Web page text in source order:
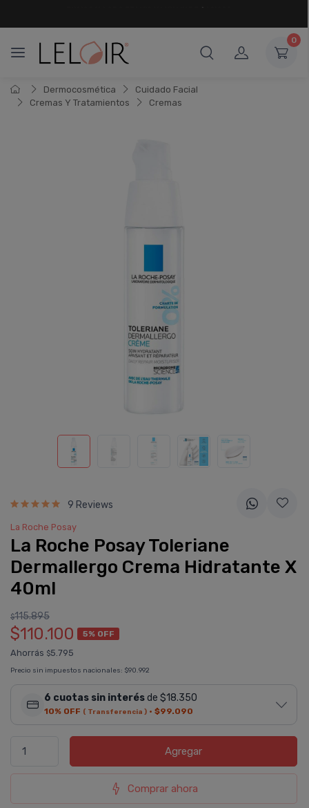
0
Dermocosmética
Cuidado Facial
Cremas Y Tratamientos
Cremas
9 Reviews
La Roche Posay
La Roche Posay Toleriane
Dermallergo Crema Hidratante X
40ml
$115.895
$110.100 5% OFF
Ahorrás $5.795
Precio sin impuestos nacionales: $90.992
6 cuotas sin interésde $18.350
10% OFF ( Transferencia ) · $99.090
Agregar
Comprar ahora